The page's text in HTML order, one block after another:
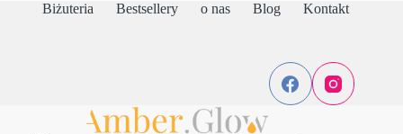
Biżuteria Bestsellery o nas Blog Kontakt